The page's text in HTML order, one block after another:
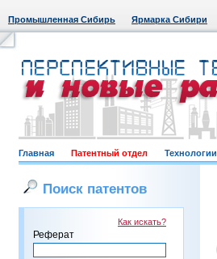
Промышленная Сибирь Ярмарка Сибири
Главная Патентный отдел Технологии
Поиск патентов
Как искать?
Реферат